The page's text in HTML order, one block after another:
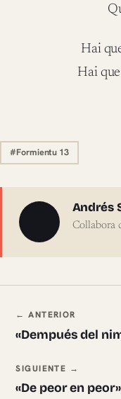
Hai
Hai
#Formientu 13
SobreAndrés
Collabora
Navegación
← ANTERIOR
«Dempués del
SIGUIENTE →
«De peor en